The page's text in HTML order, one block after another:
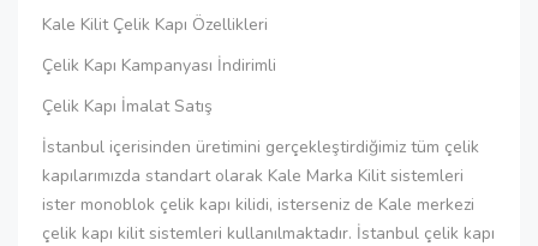
Kale Kilit Çelik Kapı Özellikleri
Çelik Kapı Kampanyası İndirimli
Çelik Kapı İmalat Satış
İstanbul içerisinden üretimini gerçekleştirdiğimiz tüm çelik
kapılarımızda standart olarak Kale Marka Kilit sistemleri
ister monoblok çelik kapı kilidi, isterseniz de Kale merkezi
çelik kapı kilit sistemleri kullanılmaktadır. İstanbul çelik kapı